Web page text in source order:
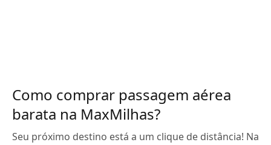
Como comprar passagem aérea
barata na MaxMilhas?
Seu próximo destino está a um clique de distância! Na